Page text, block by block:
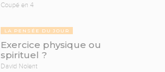
Coupé en 4
LA PENSÉE DU JOUR
Exercice physique ou
spirituel ?
David Nolent